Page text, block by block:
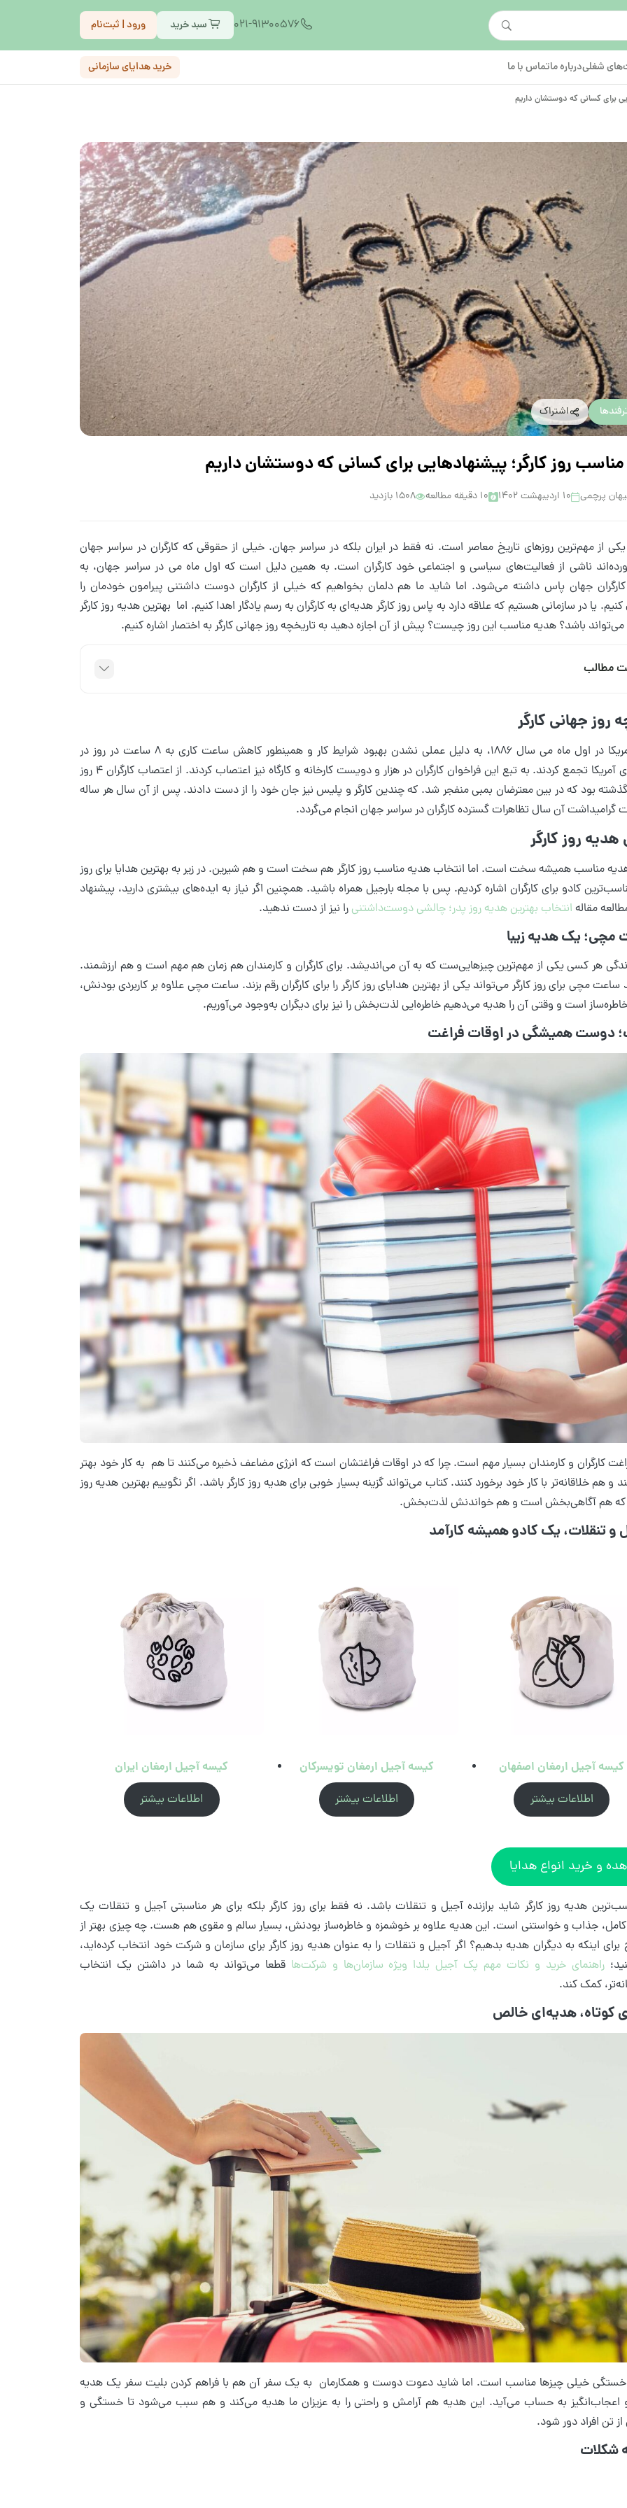
021-91300576 سبد خرید ورود | ثبت‌نام
شغلیدرباره ماتماس با ما خرید هدایای سازمانی
برای کسانی که دوستشان داریم
اشتراک
روز کارگر؛ پیشنهادهایی برای کسانی که دوستشان داریم
پرچمی ۱۰ اردیبهشت ۱۴۰۲ 10 دقیقه مطالعه 1508 بازدید
یکی از مهم‌ترین روزهای تاریخ معاصر است. نه فقط در ایران بلکه در سراسر جهان. خیلی از حقوقی که کارگران در سراسر جهان
ناشی از فعالیت‌های سیاسی و اجتماعی خود کارگران است. به همین دلیل است که اول ماه می در سراسر جهان، به
جهان پاس داشته می‌شود. اما شاید ما هم دلمان بخواهیم که خیلی از کارگران دوست داشتنی پیرامون خودمان را
یا در سازمانی هستیم که علاقه دارد به پاس روز کارگر هدیه‌ای به کارگران به رسم یادگار اهدا کنیم. اما بهترین هدیه روز کارگر
باشد؟ هدیه مناسب این روز چیست؟ پیش از آن اجازه دهید به تاریخچه روز جهانی کارگر به اختصار اشاره کنیم.
مطالب
روز جهانی کارگر
کارگران آمریکا در اول ماه می سال 1886، به دلیل عملی نشدن بهبود شرایط کار و همینطور کاهش ساعت کاری به 8 ساعت در روز در
خیابان‌های آمریکا تجمع کردند. به تبع این فراخوان کارگران در هزار و دویست کارخانه و کارگاه نیز اعتصاب کردند. از اعتصاب کارگران 4 روز
بود که در بین معترضان بمبی منفجر شد. که چندین کارگر و پلیس نیز جان خود را از دست دادند. پس از آن سال هر ساله
گرامیداشت آن سال تظاهرات گسترده کارگران در سراسر جهان انجام می‌گردد.
هدیه روز کارگر
مناسب همیشه سخت است. اما انتخاب هدیه مناسب روز کارگر هم سخت است و هم شیرین. در زیر به بهترین هدایا برای روز
کادو برای کارگران اشاره کردیم. پس با مجله بارجیل همراه باشید. همچنین اگر نیاز به ایده‌های بیشتری دارید، پیشنهاد
مقاله انتخاب بهترین هدیه روز پدر؛ چالشی دوست‌داشتنی را نیز از دست ندهید.
هر کسی یکی از مهم‌ترین چیزهایی‌ست که به آن می‌اندیشد. برای کارگران و کارمندان هم زمان هم مهم است و هم ارزشمند.
مچی برای روز کارگر می‌تواند یکی از بهترین هدایای روز کارگر را برای کارگران رقم بزند. ساعت مچی علاوه بر کاربردی بودنش،
است و وقتی آن را هدیه می‌دهیم خاطره‌ایی لذت‌بخش را نیز برای دیگران به‌وجود می‌آوریم.
کارگران و کارمندان بسیار مهم است. چرا که در اوقات فراغتشان است که انرژی مضاعف ذخیره می‌کنند تا هم به کار خود بهتر
و هم خلاقانه‌تر با کار خود برخورد کنند. کتاب می‌تواند گزینه بسیار خوبی برای هدیه روز کارگر باشد. اگر نگوییم بهترین هدیه روز
که هم آگاهی‌بخش است و هم خواندنش لذت‌بخش.
کیسه آجیل ارمغان اصفهان
اطلاعات بیشتر
کیسه آجیل ارمغان تویسرکان
اطلاعات بیشتر
کیسه آجیل ارمغان ایران
اطلاعات بیشتر
و خرید انواع هدایا
هدیه روز کارگر شاید برازنده آجیل و تنقلات باشد. نه فقط برای روز کارگر بلکه برای هر مناسبتی آجیل و تنقلات یک
جذاب و خواستنی است. این هدیه علاوه بر خوشمزه و خاطره‌ساز بودنش، بسیار سالم و مقوی هم هست. چه چیزی بهتر از
اینکه به دیگران هدیه بدهیم؟ اگر آجیل و تنقلات را به عنوان هدیه روز کارگر برای سازمان و شرکت خود انتخاب کرده‌اید،
راهنمای خرید و نکات مهم پک آجیل یلدا ویژه سازمان‌ها و شرکت‌ها قطعا می‌تواند به شما در داشتن یک انتخاب
کمک کند.
خستگی خیلی چیزها مناسب است. اما شاید دعوت دوست و همکارمان به یک سفر آن هم با فراهم کردن بلیت سفر یک هدیه
و اعجاب‌انگیز به حساب می‌آید. این هدیه هم آرامش و راحتی را به عزیزان ما هدیه می‌کند و هم سبب می‌شود تا خستگی و
تن افراد دور شود.